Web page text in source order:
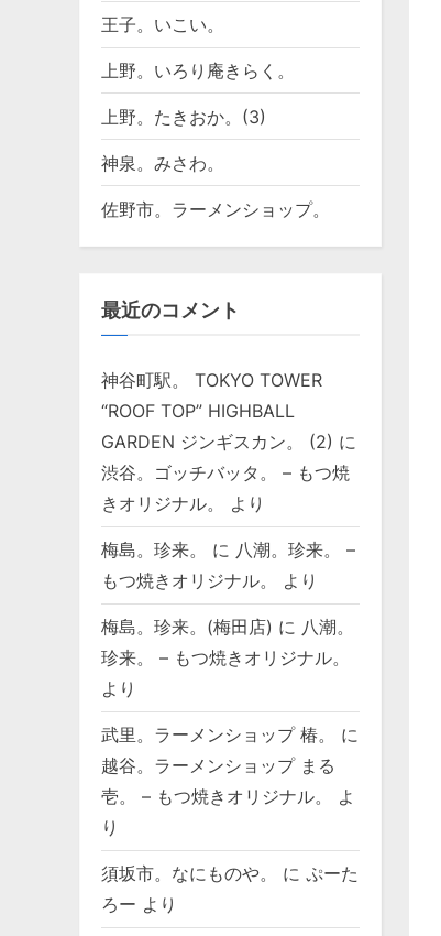
王子。いこい。
上野。いろり庵きらく。
上野。たきおか。(3)
神泉。みさわ。
佐野市。ラーメンショップ。
最近のコメント
神谷町駅。 TOKYO TOWER
“ROOF TOP” HIGHBALL
GARDEN ジンギスカン。 (2) に
渋谷。ゴッチバッタ。 – もつ焼
きオリジナル。
より
梅島。珍来。 に 八潮。珍来。 –
もつ焼きオリジナル。
より
梅島。珍来。(梅田店) に 八潮。
珍来。 – もつ焼きオリジナル。
より
武里。ラーメンショップ 椿。
に
越谷。ラーメンショップ まる
壱。 – もつ焼きオリジナル。
よ
り
須坂市。なにものや。 に ぷーた
ろー より